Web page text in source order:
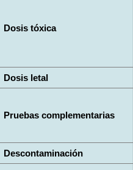
Dosis tóxica
Dosis letal
Pruebas complementarias
Descontaminación